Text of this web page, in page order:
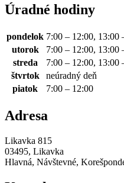
Úradné hodiny
pondelok 7:00 – 12:00, 13:00
utorok
7:00 – 12:00, 13:00
streda
7:00 – 12:00, 13:00
štvrtok
neúradný deň
piatok
7:00 – 12:00
Adresa
Likavka 815
03495, Likavka
Hlavná, Návštevné,